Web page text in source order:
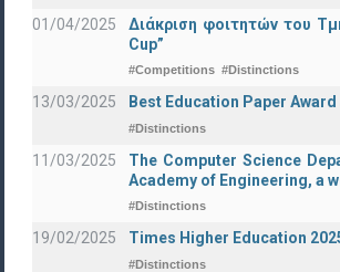
01/04/2025
Διάκριση φοιτητών του
Cup”
#Competitions #Distinctions
13/03/2025 Best Education Paper
#Distinctions
11/03/2025
The Computer Science
Academy of Engineering, a
#Distinctions
19/02/2025 Times Higher Education
#Distinctions